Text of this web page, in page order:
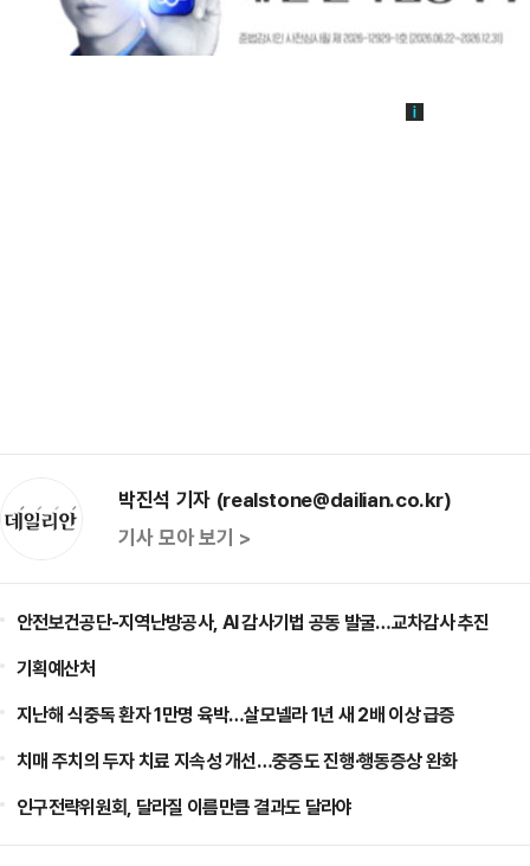
박진석 기자 (realstone@dailian.co.kr)
기사 모아 보기 >
안전보건공단-지역난방공사, AI 감사기법 공동 발굴…교차감사 추진
기획예산처
지난해 식중독 환자 1만명 육박…살모넬라 1년 새 2배 이상 급증
치매 주치의 두자 치료 지속성 개선…중증도 진행·행동증상 완화
인구전략위원회, 달라질 이름만큼 결과도 달라야